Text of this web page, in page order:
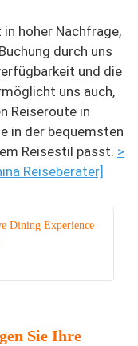
hoher Nachfrage,
durch uns
und die
uns auch,
Reiseroute in
in der bequemsten
Reisestil passt. >
Reiseberater]
Dining Experience
Sie Ihre